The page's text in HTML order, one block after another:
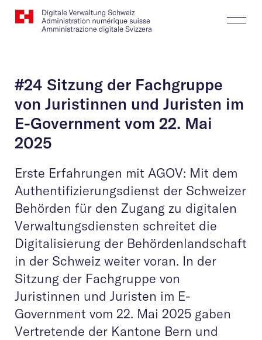
Website
Logo
#24 Sitzung der Fachgruppe
von Juristinnen und Juristen im
E-Government vom 22. Mai
2025
Erste Erfahrungen mit AGOV: Mit dem
Authentifizierungsdienst der Schweizer
Behörden für den Zugang zu digitalen
Verwaltungsdiensten schreitet die
Digitalisierung der Behördenlandschaft
in der Schweiz weiter voran. In der
Sitzung der Fachgruppe von
Juristinnen und Juristen im E-
Government vom 22. Mai 2025 gaben
Vertretende der Kantone Bern und